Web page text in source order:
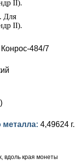
484/7
металла: 4,49624 г.
вдоль края монеты